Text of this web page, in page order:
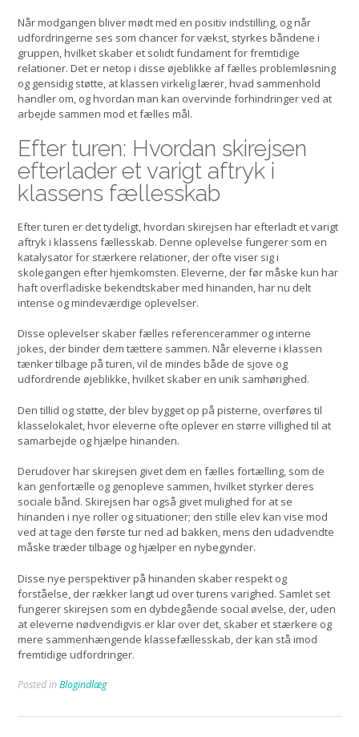
Når modgangen bliver mødt med en positiv indstilling, og når
udfordringerne ses som chancer for vækst, styrkes båndene i
gruppen, hvilket skaber et solidt fundament for fremtidige
relationer. Det er netop i disse øjeblikke af fælles problemløsning
og gensidig støtte, at klassen virkelig lærer, hvad sammenhold
handler om, og hvordan man kan overvinde forhindringer ved at
arbejde sammen mod et fælles mål.
Efter turen: Hvordan skirejsen
efterlader et varigt aftryk i
klassens fællesskab
Efter turen er det tydeligt, hvordan skirejsen har efterladt et varigt
aftryk i klassens fællesskab. Denne oplevelse fungerer som en
katalysator for stærkere relationer, der ofte viser sig i
skolegangen efter hjemkomsten. Eleverne, der før måske kun har
haft overfladiske bekendtskaber med hinanden, har nu delt
intense og mindeværdige oplevelser.
Disse oplevelser skaber fælles referencerammer og interne
jokes, der binder dem tættere sammen. Når eleverne i klassen
tænker tilbage på turen, vil de mindes både de sjove og
udfordrende øjeblikke, hvilket skaber en unik samhørighed.
Den tillid og støtte, der blev bygget op på pisterne, overføres til
klasselokalet, hvor eleverne ofte oplever en større villighed til at
samarbejde og hjælpe hinanden.
Derudover har skirejsen givet dem en fælles fortælling, som de
kan genfortælle og genopleve sammen, hvilket styrker deres
sociale bånd. Skirejsen har også givet mulighed for at se
hinanden i nye roller og situationer; den stille elev kan vise mod
ved at tage den første tur ned ad bakken, mens den udadvendte
måske træder tilbage og hjælper en nybegynder.
Disse nye perspektiver på hinanden skaber respekt og
forståelse, der rækker langt ud over turens varighed. Samlet set
fungerer skirejsen som en dybdegående social øvelse, der, uden
at eleverne nødvendigvis er klar over det, skaber et stærkere og
mere sammenhængende klassefællesskab, der kan stå imod
fremtidige udfordringer.
Posted inBlogindlæg